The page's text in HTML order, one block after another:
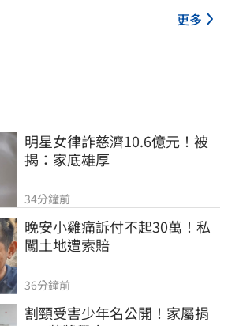
更多
明星女律詐慈濟10.6億元！被
揭：家底雄厚
34分鐘前
晚安小雞痛訴付不起30萬！私
闖土地遭索賠
36分鐘前
割頸受害少年名公開！家屬捐